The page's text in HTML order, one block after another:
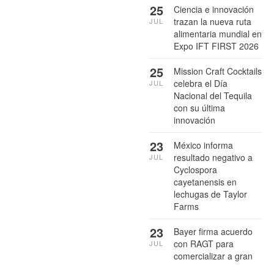
Ciencia e innovación
trazan la nueva ruta
alimentaria mundial en
Expo IFT FIRST 2026
25
JUL
Mission Craft Cocktails
celebra el Día
Nacional del Tequila
con su última
innovación
25
JUL
México informa
resultado negativo a
Cyclospora
cayetanensis en
lechugas de Taylor
Farms
23
JUL
Bayer firma acuerdo
con RAGT para
comercializar a gran
23
JUL